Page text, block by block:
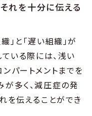
れを十分に伝える
と「遅い組織」が
いる際には、浅い
パートメントまでを
多く、減圧症の発
を伝えることができ